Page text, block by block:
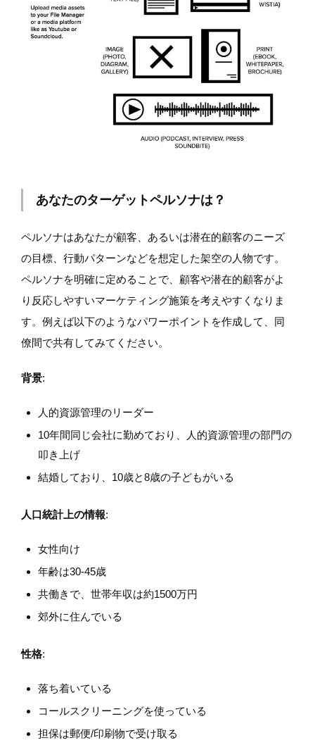
あなたのターゲットペルソナは？
ペルソナはあなたが顧客、あるいは潜在的顧客のニーズ
の目標、行動パターンなどを想定した架空の人物です。
ペルソナを明確に定めることで、顧客や潜在的顧客がよ
り反応しやすいマーケティング施策を考えやすくなりま
す。例えば以下のようなパワーポイントを作成して、同
僚間で共有してみてください。
背景:
人的資源管理のリーダー
10年間同じ会社に勤めており、人的資源管理の部門の
叩き上げ
結婚しており、10歳と8歳の子どもがいる
人口統計上の情報:
女性向け
年齢は30-45歳
共働きで、世帯年収は約1500万円
郊外に住んでいる
性格:
落ち着いている
コールスクリーニングを使っている
担保は郵便/印刷物で受け取る